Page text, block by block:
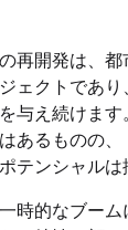
再開発は、
ェクトであ
与え続けま
あるものの
テンシャルは
時的なブー